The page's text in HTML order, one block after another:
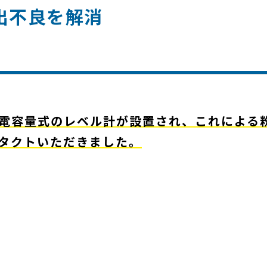
良を解消
容量式のレベル計が設置され、これによる
トいただきました。